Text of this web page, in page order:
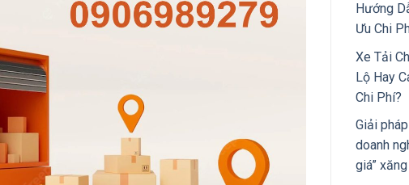
Hướng
Ưu Chi
Xe Tải
Lộ Hay
Chi Phí?
Giải
doanh
giá”